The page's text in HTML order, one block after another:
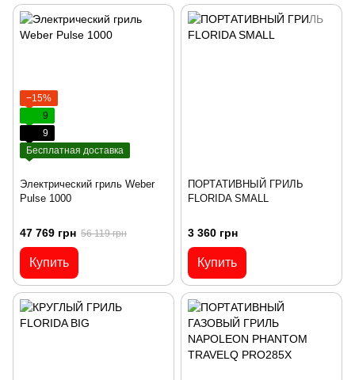
−15%
9
9
Бесплатная доставка
Электрический гриль Weber
Pulse 1000
47 769 грн 56 119 грн
Купить
ПОРТАТИВНЫЙ ГРИЛЬ
FLORIDA SMALL
3 360 грн
Купить